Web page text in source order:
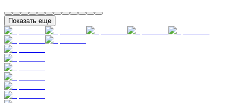
Показать еще